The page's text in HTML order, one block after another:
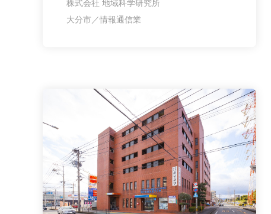
株式会社 地域科学研究所
大分市／情報通信業